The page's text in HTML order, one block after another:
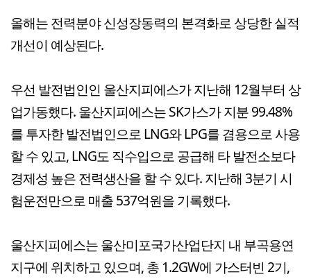
올해는 전력분야 신성장동력의 본격화로 상당한 실적
개선이 예상된다.
우선 발전법인인 울산지피에스가 지난해 12월부터 상
업가동했다. 울산지피에스는 SK가스가 지분 99.48%
를 투자한 발전법인으로 LNG와 LPG를 겸용으로 사용
할 수 있고, LNG도 직수입으로 공급해 타 발전소보다
경제성 높은 전력생산을 할 수 있다. 지난해 3분기 시
험운전만으로 매출 537억원을 기록했다.
울산지피에스는 울산미포국가산업단지 내 부곡용연
지구에 위치하고 있으며, 총 1.2GW에 가스터빈 2기,